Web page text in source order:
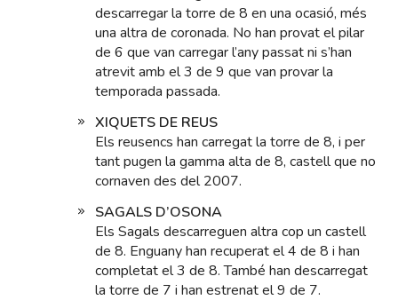
descarregar la torre de 8 en una ocasió, més
una altra de coronada. No han provat el pilar
de 6 que van carregar l’any passat ni s’han
atrevit amb el 3 de 9 que van provar la
temporada passada.
XIQUETS DE REUS
Els reusencs han carregat la torre de 8, i per
tant pugen la gamma alta de 8, castell que no
cornaven des del 2007.
SAGALS D’OSONA
Els Sagals descarreguen altra cop un castell
de 8. Enguany han recuperat el 4 de 8 i han
completat el 3 de 8. També han descarregat
la torre de 7 i han estrenat el 9 de 7.